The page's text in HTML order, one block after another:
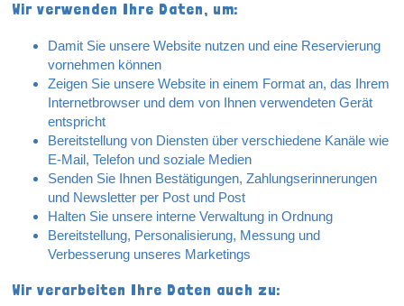
Wir verwenden Ihre Daten, um:
Damit Sie unsere Website nutzen und eine Reservierung
vornehmen können
Zeigen Sie unsere Website in einem Format an, das Ihrem
Internetbrowser und dem von Ihnen verwendeten Gerät
entspricht
Bereitstellung von Diensten über verschiedene Kanäle wie
E-Mail, Telefon und soziale Medien
Senden Sie Ihnen Bestätigungen, Zahlungserinnerungen
und Newsletter per Post und Post
Halten Sie unsere interne Verwaltung in Ordnung
Bereitstellung, Personalisierung, Messung und
Verbesserung unseres Marketings
Wir verarbeiten Ihre Daten auch zu: